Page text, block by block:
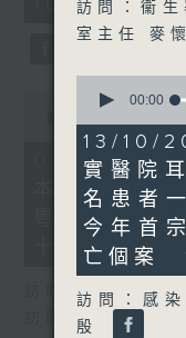
seconds
seconds
07/08/
本港居民境
粵港澳消委
十月實施
訪問：立法會議
訪問：立法會議
訪問：衞
室主任 麥
seconds
13
minutes,
12
seconds
00:00
13/10/
實醫院
名患者
今年首
亡個案
訪問：感
殷